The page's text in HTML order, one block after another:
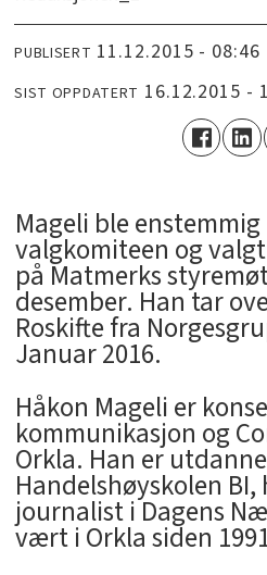
PUBLISERT 11.12.2015 - 08:46
SIST OPPDATERT 16.12.2015 -
Mageli ble
valgkomiteen og
på Matmerks
desember. Han tar
Roskifte fra
Januar 2016.
Håkon Mageli er
kommunikasjon og
Orkla. Han er
Handelshøyskolen
journalist i Dagens
vært i Orkla siden